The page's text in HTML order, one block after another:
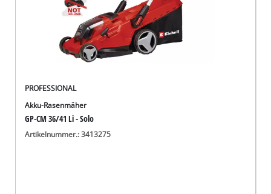
PROFESSIONAL
Akku-Rasenmäher
GP-CM 36/41 Li - Solo
Artikelnummer.: 3413275